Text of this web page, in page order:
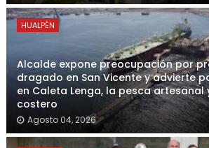
HUALPÉN
Alcalde expone preocupación por
dragado en San Vicente y advierte
en Caleta Lenga, la pesca artesanal
costero
Agosto 04, 2026